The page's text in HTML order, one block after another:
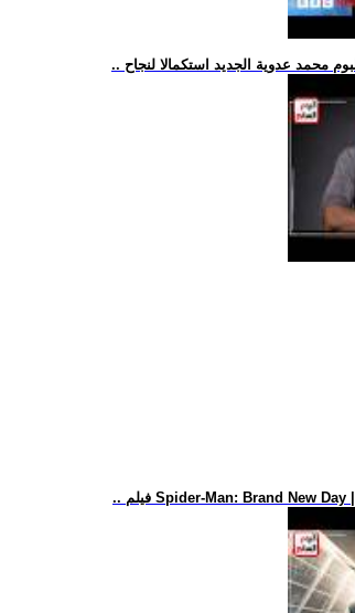
محمد عدوية الجديد استكمالا لنجاح